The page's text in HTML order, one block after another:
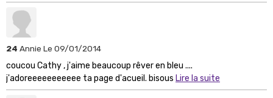
24 Annie Le 09/01/2014
coucou Cathy , j'aime beaucoup rêver en bleu ....
j'adoreeeeeeeeeee ta page d'acueil. bisous Lire la suite